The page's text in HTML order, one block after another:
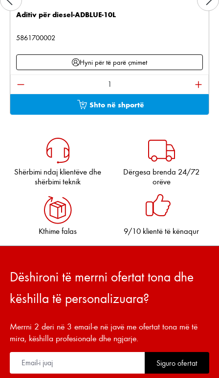
Aditiv për diesel-ADBLUE-10L
5861700002
Hyni për të parë çmimet
Sasia e produktit: Shkruani sasinë e dëshiruar
Shto në shportë
Shërbimi ndaj klientëve dhe
shërbimi teknik
Dërgesa brenda 24/72
orëve
Kthime falas 9/10 klientë të kënaqur
Dëshironi të merrni ofertat tona dhe
këshilla të personalizuara?
Merrni 2 deri në 3 email-e në javë me ofertat tona më të
mira, këshilla profesionale dhe ngjarje.
Siguro ofertat